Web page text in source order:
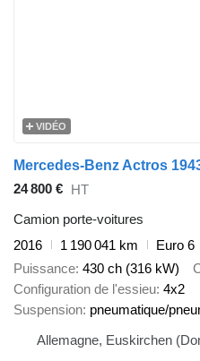
VIDÉO
Mercedes-Benz Actros
24 800 € HT
Camion porte-voitures
2016
1 190 041 km
Euro 6
Puissance 430 ch (316 kW)
Configuration de l'essieu 4x2
Suspension pneumatique/
Allemagne, Euskirchen